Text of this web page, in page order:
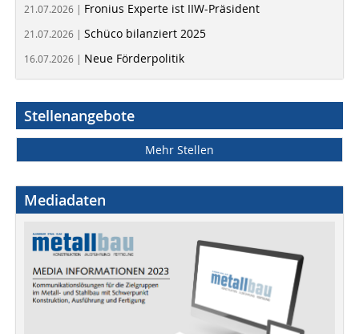
21.07.2026 | Fronius Experte ist IIW-Präsident
21.07.2026 | Schüco bilanziert 2025
16.07.2026 | Neue Förderpolitik
Stellenangebote
Mehr Stellen
Mediadaten